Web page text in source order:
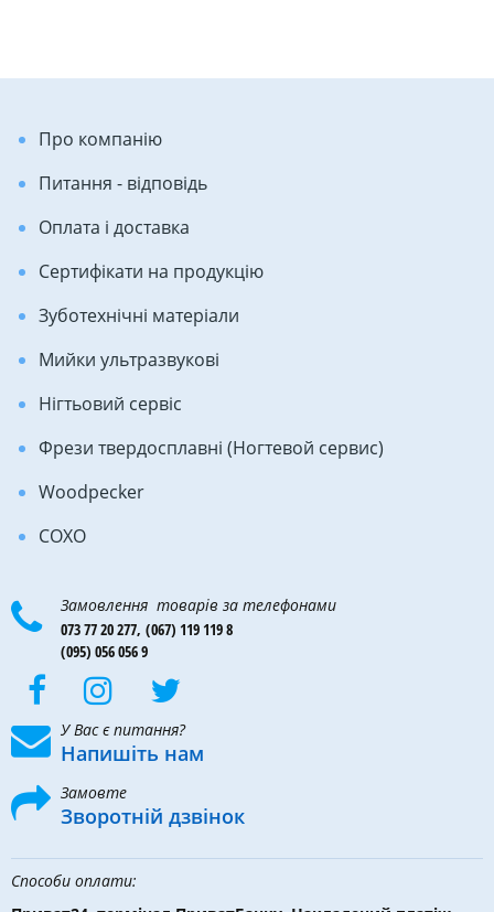
Про компанію
Питання - відповідь
Оплата і доставка
Сертифікати на продукцію
Зуботехнічні матеріали
Мийки ультразвукові
Нігтьовий сервіс
Фрези твердосплавні (Ногтевой сервис)
Woodpecker
COXO
Замовлення товарів за телефонами
073 77 20 277, (067) 119 119 8
(095) 056 056 9
У Вас є питання?
Напишіть нам
Замовте
Зворотній дзвінок
Способи оплати: